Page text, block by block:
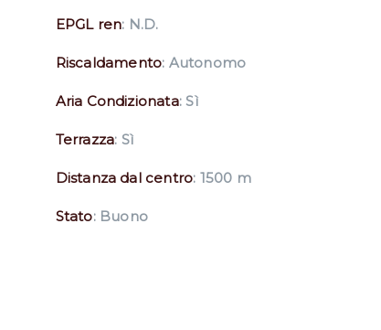
EPGL ren: N.D.
Riscaldamento: Autonomo
Aria Condizionata: Sì
Terrazza: Sì
Distanza dal centro: 1500 m
Stato: Buono